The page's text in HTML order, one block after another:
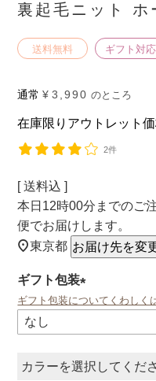
裏起毛ニット
送料無料 ギフト対応
通常 ¥ 3,990 のところ
在庫限りアウトレット
2件
送料込
本日 12時00分 までのご
便でお届けします。
東京都 お届け先を変
ギフト包装
(必
ギフト包装についてくわし
カラー